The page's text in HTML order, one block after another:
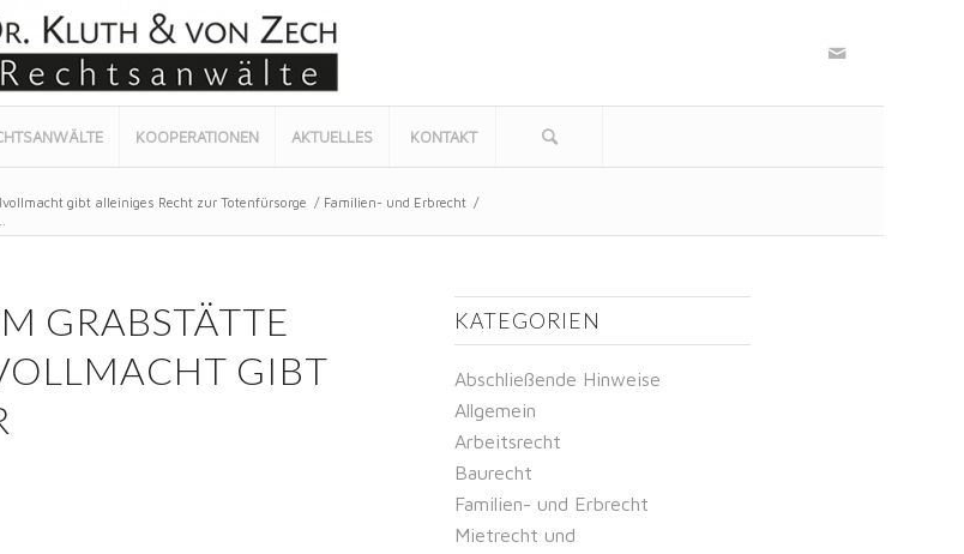
KOOPERATIONEN AKTUELLES KONTAKT
gibt alleiniges Recht zur Totenfürsorge / Familien- und Erbrecht /
GRABSTÄTTE
GIBT
KATEGORIEN
Abschließende Hinweise
Allgemein
Arbeitsrecht
Baurecht
Familien- und Erbrecht
Mietrecht und